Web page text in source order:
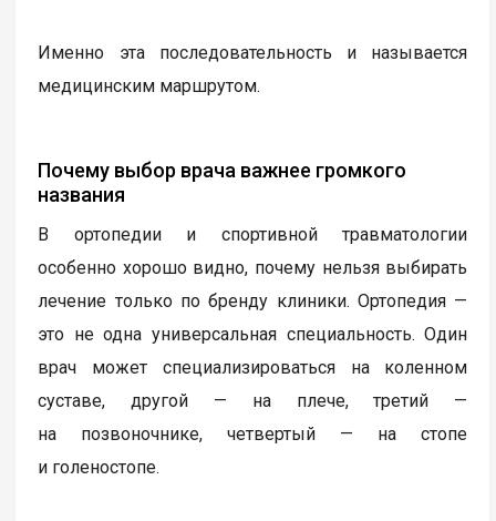
Именно эта последовательность и называется
медицинским маршрутом.
Почему выбор врача важнее громкого
названия
В ортопедии и спортивной травматологии
особенно хорошо видно, почему нельзя выбирать
лечение только по бренду клиники. Ортопедия —
это не одна универсальная специальность. Один
врач может специализироваться на коленном
суставе, другой — на плече, третий —
на позвоночнике, четвертый — на стопе
и голеностопе.